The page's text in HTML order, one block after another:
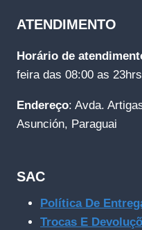
ATENDIMENTO
Horário de
feira das 08:00 as 23hrs
Endereço: Avda.
Asunción, Paraguai
SAC
Política De
Trocas E